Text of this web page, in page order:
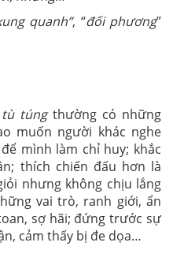
quanh”, “đối phương”
tù túngthường có những
muốn người khác nghe
mình làm chỉ huy; khắc
thích chiến đấu hơn là
nhưng không chịu lắng
vai trò, ranh giới, ẩn
sợ hãi; đứng trước sự
cảm thấy bị đe dọa…